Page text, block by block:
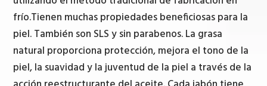
frío.Tienen muchas propiedades beneficiosas para la
piel. También son SLS y sin parabenos. La grasa
natural proporciona protección, mejora el tono de la
piel, la suavidad y la juventud de la piel a través de la